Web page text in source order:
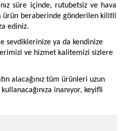
süre içinde, rutubetsiz ve hava
ürün beraberinde gönderilen kilitli
ediniz.
sevdiklerinize ya da kendinize
ve hizmet kalitemizi sizlere
alacağınız tüm ürünleri uzun
inanıyor, keyifli